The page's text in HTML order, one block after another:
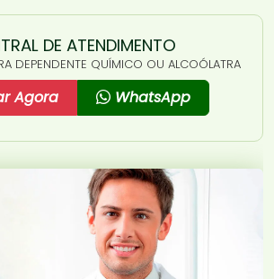
DE ATENDIMENTO
DEPENDENTE QUÍMICO OU ALCOÓLATRA
Agora WhatsApp